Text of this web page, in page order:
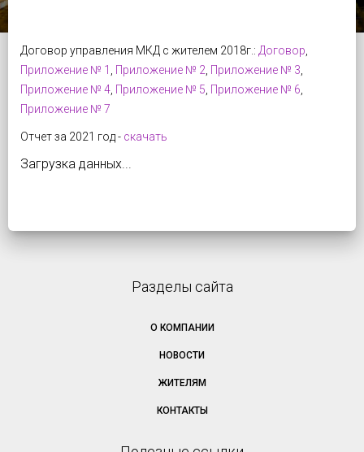
Договор управления МКД с жителем 2018г.: Договор
Приложение № 1
Приложение № 2 Приложение № 3
Приложение № 4 Приложение № 5 Приложение № 6
Приложение № 7
Отчет за 2021 год - скачать
Загрузка данных...
Разделы сайта
О КОМПАНИИ
НОВОСТИ
ЖИТЕЛЯМ
КОНТАКТЫ